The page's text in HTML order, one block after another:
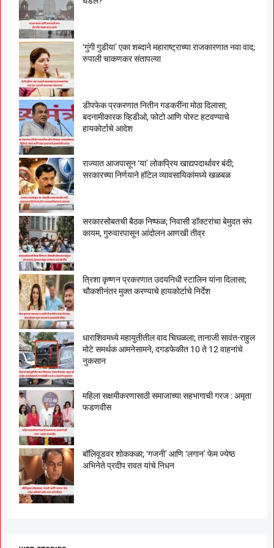
‘गुंगी गुडीया’ एका शब्दाने महाराष्ट्राच्या राजकारणात नवा वाद;
रुपाली चाकणकर संतापल्या
डीपफेक प्रकरणात नितीन गडकरींना मोठा दिलासा;
बदनामीकारक व्हिडीओ, फोटो आणि पोस्ट हटवण्याचे
हायकोर्टाचे आदेश
राज्यात आजपासून ‘या’ लोकप्रिय खाद्यपदार्थावर बंदी;
सरकारच्या निर्णयाने हॉटेल व्यावसायिकांमध्ये खळबळ
सरकारसोबतची बैठक निष्फळ; निवासी डॉक्टरांचा बेमुदत संप
कायम, गुरुवारपासून आंदोलन आणखी तीव्र
त्रिशा कृष्णन प्रकरणात उदयनिधी स्टालिन यांना दिलासा;
चौकशीनंतर मुक्त करण्याचे हायकोर्टाचे निर्देश
धाराशिवमध्ये महायुतीतील वाद चिघळला; तानाजी सावंत-राहुल
मोटे समर्थक आमनेसामने, दगडफेकीत 10 ते 12 वाहनांचे
नुकसान
महिला सक्षमीकरणासाठी समाजाच्या सहभागाची गरज : अमृता
फडणवीस
बॉलिवूडवर शोककळा; ‘गजनी’ आणि ‘लगान’ फेम ज्येष्ठ
अभिनेते प्रदीप रावत यांचे निधन